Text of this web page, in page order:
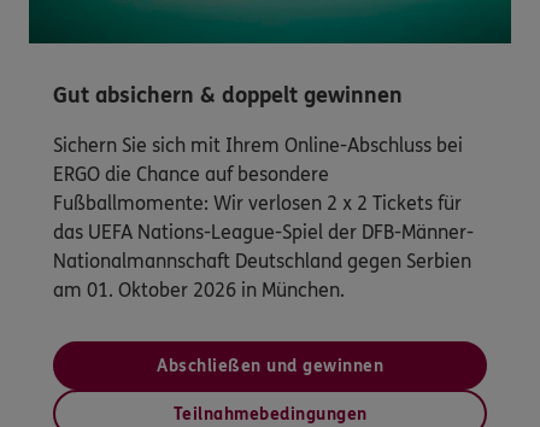
Gut absichern & doppelt gewinnen
Sichern Sie sich mit Ihrem Online-Abschluss bei
ERGO die Chance auf besondere
Fußballmomente: Wir verlosen 2 x 2 Tickets für
das UEFA Nations-League-Spiel der DFB-Männer-
Nationalmannschaft Deutschland gegen Serbien
am 01. Oktober 2026 in München.
Abschließen und gewinnen
Teilnahmebedingungen